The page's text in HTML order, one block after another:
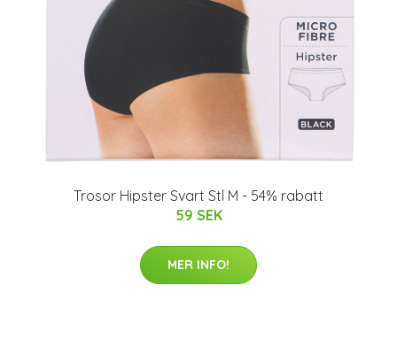
Trosor Hipster Svart Stl M - 54% rabatt
59 SEK
MER INFO!